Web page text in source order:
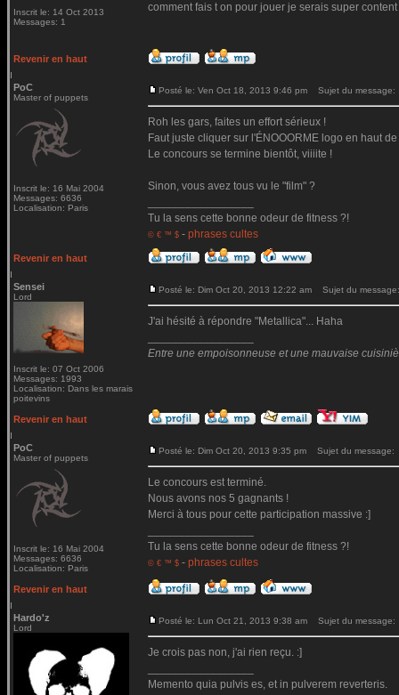
Inscrit le: 14 Oct 2013
Messages: 1
comment fais t on pour jouer je serais super
Revenir en haut
PoC
Master of puppets
Inscrit le: 16 Mai 2004
Messages: 6636
Localisation: Paris
Posté le: Ven Oct 18, 2013 9:46 pm Sujet du message:
Roh les gars, faites un effort sérieux !
Faut juste cliquer sur l'ÉNOOORME logo en haut
Le concours se termine bientôt, viiiite !
Sinon, vous avez tous vu le "film" ?
Tu la sens cette bonne odeur de fitness ?!
© € ™ $ - phrases cultes
Revenir en haut
Sensei
Lord
Inscrit le: 07 Oct 2006
Messages: 1993
Localisation: Dans les marais
poitevins
Posté le: Dim Oct 20, 2013 12:22 am Sujet du message:
J'ai hésité à répondre "Metallica"... Haha
Entre une empoisonneuse et une mauvaise
Revenir en haut
PoC
Master of puppets
Inscrit le: 16 Mai 2004
Messages: 6636
Localisation: Paris
Posté le: Dim Oct 20, 2013 9:35 pm Sujet du message:
Le concours est terminé.
Nous avons nos 5 gagnants !
Merci à tous pour cette participation massive :]
Tu la sens cette bonne odeur de fitness ?!
© € ™ $ - phrases cultes
Revenir en haut
Hardo'z
Lord
Posté le: Lun Oct 21, 2013 9:38 am Sujet du message:
Je crois pas non, j'ai rien reçu. :]
Memento quia pulvis es, et in pulverem reverteris.